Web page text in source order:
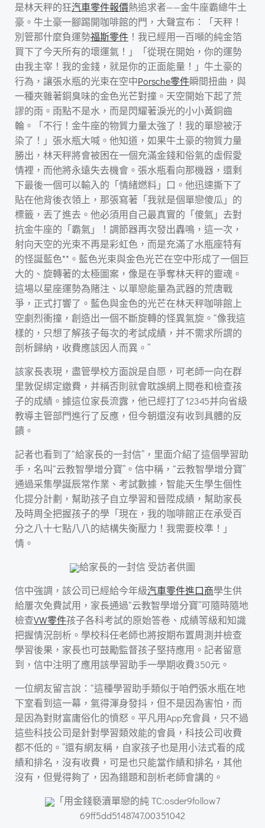
是林天秤的狂汽車零件報價熱追求者——金牛座霸總牛土
豪。牛土豪一腳踢開咖啡館的門，大聲宣布：「天秤！
別管那什麼負運勢福斯零件 ！我已經用一百噸的純金箔
買下了今天所有的壞運氣！」「從現在開始，你的運勢
由我主宰！我的金錢，就是你的正面能量！」牛土豪的
行為，讓張水瓶的光束在空中Porsche零件瞬間扭曲，與
一種夾雜著銅臭味的金色光芒對撞。天空開始下起了荒
謬的雨。雨點不是水，而是閃耀著淚光的小小黃銅齒
輪。「不行！金牛座的物質力量太強了！我的單戀被汙
染了！」張水瓶大喊。他知道，如果牛土豪的物質力量
勝出，林天秤將會被困在一個充滿金錢和俗氣的虛假愛
情裡，而他將永遠失去機會。張水瓶看向那機器，還剩
下最後一個可以輸入的「情緒燃料」口。他迅速撕下了
貼在他背後衣領上，那張寫著「我就是個單戀傻瓜」的
標籤，丟了進去。他必須用自己最真實的「傻氣」去對
抗金牛座的「霸氣」！調節器再次發出轟鳴，這一次，
射向天空的光束不再是彩虹色，而是充滿了水瓶座特有
的怪誕藍色**。藍色光束與金色光芒在空中形成了一個巨
大的、旋轉著的太極圖案，像是在爭奪林天秤的靈魂。
這場以星座運勢為賭注、以單戀能量為武器的荒唐戰
爭，正式打響了。藍色與金色的光芒在林天秤咖啡館上
空劇烈衝撞，創造出一個不斷旋轉的怪異氣旋。“像我這
樣的，只想了解孩子每次的考試成績，并不需求所謂的
剖析歸納，收費應該因人而異。”
該家長表現，盡管學校方面說是自愿，可老師一向在群
里敦促綁定繳費，并稱否則就會耽誤網上閱卷和檢查孩
子的成績。據這位家長流露，他已經打了12345并向省級
教導主管部門進行了反應，但今朝還沒有收到具體的反
饋。
記者也看到了“給家長的一封信”，里面介紹了這個學習助
手，名叫“云教智學增分寶”。信中稱，“云教智學增分寶”
通過采集學誕辰常作業、考試數據，智能天生學生個性
化提分計劃，幫助孩子自立學習和晉陞成績，幫助家長
及時周全把握孩子的學「現在，我的咖啡館正在承受百
分之八十七點八八的結構失衡壓力！我需要校準！」
情。
給家長的一封信 受訪者供圖
信中強調，該公司已經給今年級汽車零件進口商學生供
給屢次免費試用，家長通過“云教智學增分寶”可隨時隨地
檢查VW零件孩子各科考試的原始答卷、成績等級和知識
把握情況剖析。學校科任老師也將按期布置周測并檢查
學習後果，家長也可鼓勵監督孩子堅持應用。記者留意
到，信中注明了應用該學習助手一學期收費350元。
一位網友留言說：“這種學習助手類似于咱們張水瓶在地
下室看到這一幕，氣得渾身發抖，但不是因為害怕，而
是因為對財富庸俗化的憤怒。平凡用App充會員，只不過
這些科技公司是針對學習類效能的會員，科技公司收費
都不低的。”還有網友稱，自家孩子也是用小法式看的成
績和排名，沒有收費，可是也只能當作績和排名，其他
沒有，但覺得夠了，因為錯題和剖析老師會講的。
「用金錢褻瀆單戀的純 TC:osder9follow7
69ff5dd5148747.00351042